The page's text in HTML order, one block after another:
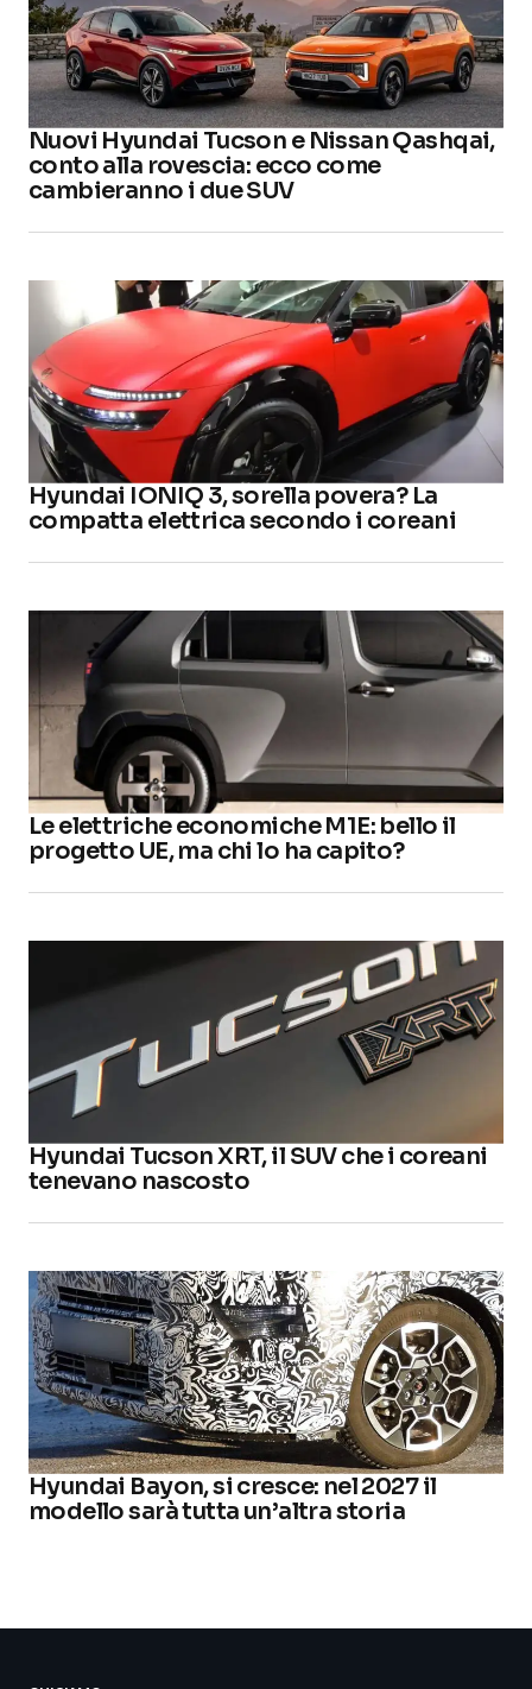
Nuovi Hyundai Tucson e Nissan Qashqai,
conto alla rovescia: ecco come
cambieranno i due SUV
Hyundai IONIQ 3, sorella povera? La
compatta elettrica secondo i coreani
Le elettriche economiche M1E: bello il
progetto UE, ma chi lo ha capito?
Hyundai Tucson XRT, il SUV che i coreani
tenevano nascosto
Hyundai Bayon, si cresce: nel 2027 il
modello sarà tutta un’altra storia